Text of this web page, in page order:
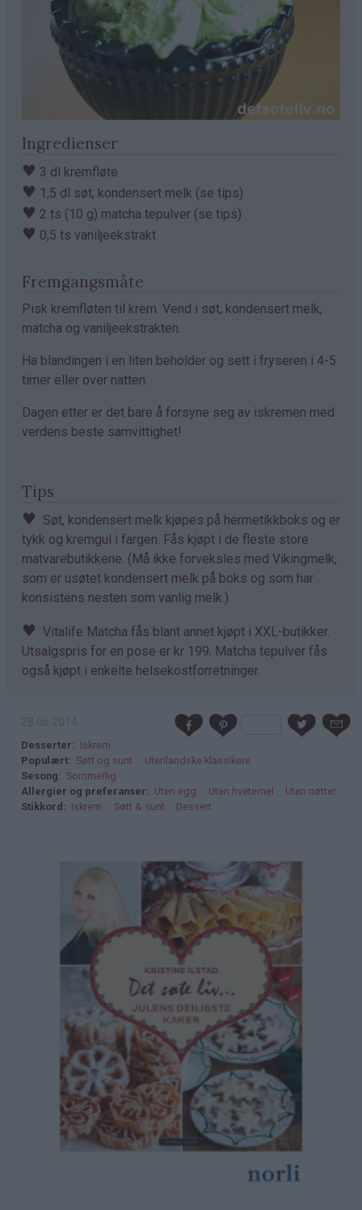
Ingredienser
♥ 3 dl kremfløte
♥ 1,5 dl søt, kondensert melk (se tips)
♥ 2 ts (10 g) matcha tepulver (se tips)
♥ 0,5 ts vaniljeekstrakt
Fremgangsmåte
Pisk kremfløten til krem. Vend i søt, kondensert melk,
matcha og vaniljeekstrakten.
Ha blandingen i en liten beholder og sett i fryseren i 4-5
timer eller over natten.
Dagen etter er det bare å forsyne seg av iskremen med
verdens beste samvittighet!
Tips
♥ Søt, kondensert melk kjøpes på hermetikkboks og er
tykk og kremgul i fargen. Fås kjøpt i de fleste store
matvarebutikkene. (Må ikke forveksles med Vikingmelk,
som er usøtet kondensert melk på boks og som har
konsistens nesten som vanlig melk.)
♥ Vitalife Matcha fås blant annet kjøpt i XXL-butikker.
Utsalgspris for en pose er kr 199. Matcha tepulver fås
også kjøpt i enkelte helsekostforretninger.
Desserter
Iskrem
Populært
Søtt og sunt
Utenlandske klassikere
Sesong
Sommerlig
Allergier og preferanser
Uten egg Uten hvetemel
Uten nøtter
Stikkord
Iskrem Søtt & sunt Dessert